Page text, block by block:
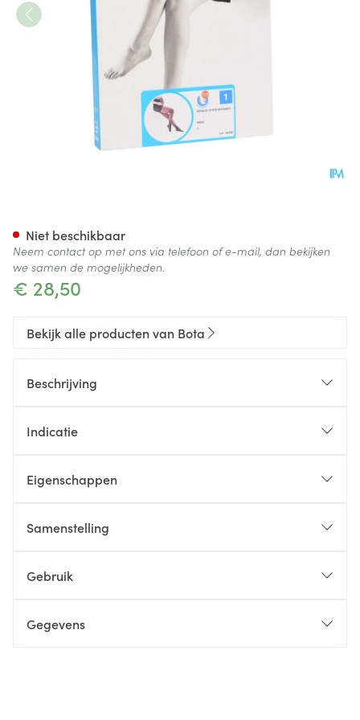
€ 28,50
Niet beschikbaar
Neem contact op met ons via telefoon of e-mail, dan bekijken
we samen de mogelijkheden.
Bekijk alle producten van Bota
Beschrijving
Indicatie
Eigenschappen
Samenstelling
Gebruik
Gegevens